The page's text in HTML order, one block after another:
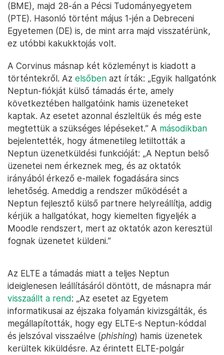
(BME), majd 28-án a Pécsi Tudományegyetem
(PTE). Hasonló történt május 1-jén a Debreceni
Egyetemen (DE) is, de mint arra majd visszatérünk,
ez utóbbi kakukktojás volt.
A Corvinus másnap két közleményt is kiadott a
történtekről. Az elsőben azt írták: „Egyik hallgatónk
Neptun-fiókját külső támadás érte, amely
következtében hallgatóink hamis üzeneteket
kaptak. Az esetet azonnal észleltük és még este
megtettük a szükséges lépéseket.” A másodikban
bejelentették, hogy átmenetileg letiltották a
Neptun üzenetküldési funkcióját: „A Neptun belső
üzenetei nem érkeznek meg, és az oktatók
irányából érkező e-mailek fogadására sincs
lehetőség. Ameddig a rendszer működését a
Neptun fejlesztő külső partnere helyreállítja, addig
kérjük a hallgatókat, hogy kiemelten figyeljék a
Moodle rendszert, mert az oktatók azon keresztül
fognak üzenetet küldeni.”
Az ELTE a támadás miatt a teljes Neptun
ideiglenesen leállításáról döntött, de másnapra már
visszaállt a rend: „Az esetet az Egyetem
informatikusai az éjszaka folyamán kivizsgálták, és
megállapították, hogy egy ELTE-s Neptun-kóddal
és jelszóval visszaélve (phishing) hamis üzenetek
kerültek kiküldésre. Az érintett ELTE-polgár